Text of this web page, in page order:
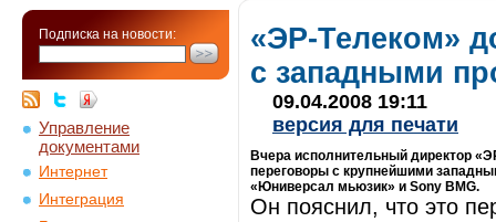
Подписка на новости:
Управление
документами
Интернет
Интеграция
«ЭР-Телеком»
с западными
09.04.2008 19:11
версия для печати
Вчера исполнительный директор
переговоры с крупнейшими
«Юниверсал мьюзик» и Sony BMG.
Он пояснил, что это